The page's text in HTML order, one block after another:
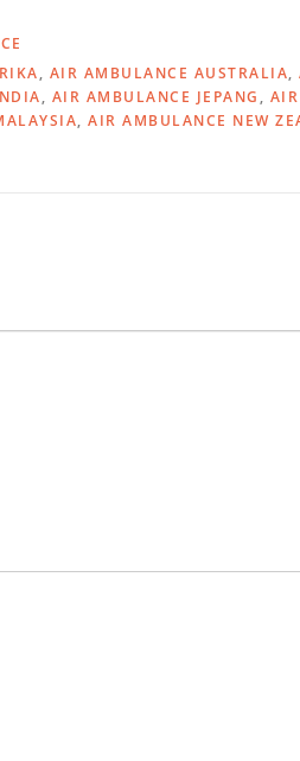
, AIR AMBULANCE AUSTRALIA,
, AIR AMBULANCE JEPANG ,
, AIR AMBULANCE NEW